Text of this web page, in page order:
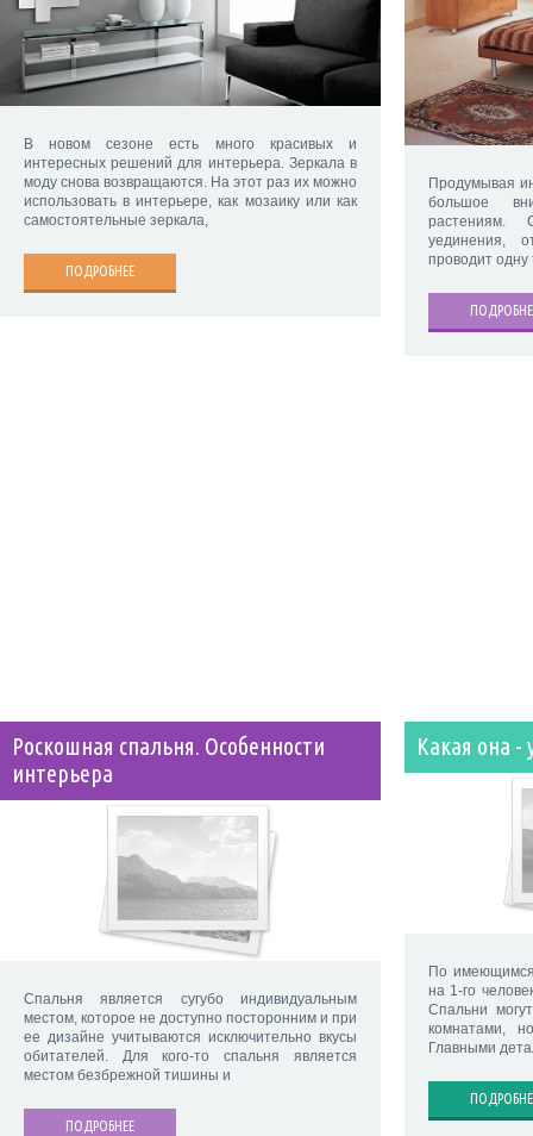
В новом сезоне есть много красивых и
интересных решений для интерьера. Зеркала в
моду снова возвращаются. На этот раз их можно
использовать в интерьере, как мозаику или как
самостоятельные зеркала,
ПОДРОБНЕЕ
Продумывая
большое
уединения,
проводит одну
Роскошная спальня. Особенности
интерьера
Спальня является сугубо индивидуальным
местом, которое не доступно посторонним и при
ее дизайне учитываются исключительно вкусы
обитателей. Для кого-то спальня является
местом безбрежной тишины и
ПОДРОБНЕЕ
Какая она -
По
на 1-го
Спальни
комнатами,
Главными